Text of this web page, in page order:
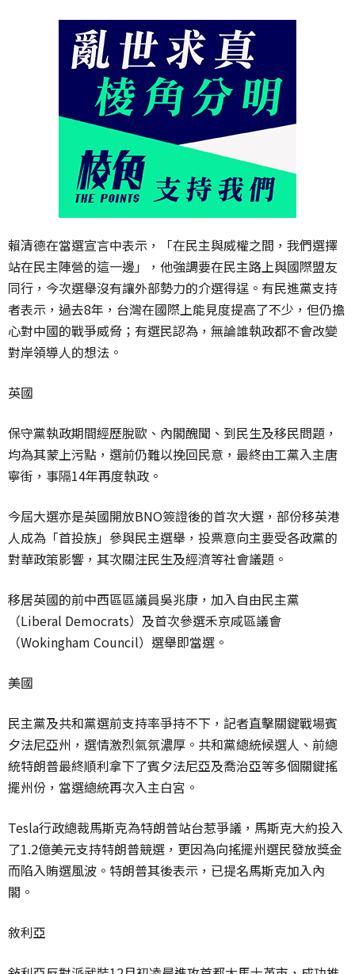
賴清德在當選宣言中表示，「在民主與威權之間，我們選擇
站在民主陣營的這一邊」，他強調要在民主路上與國際盟友
同行，今次選舉沒有讓外部勢力的介選得逞。有民進黨支持
者表示，過去8年，台灣在國際上能見度提高了不少，但仍擔
心對中國的戰爭威脅；有選民認為，無論誰執政都不會改變
對岸領導人的想法。
英國
保守黨執政期間經歷脫歐、內閣醜聞、到民生及移民問題，
均為其蒙上污點，選前仍難以挽回民意，最終由工黨入主唐
寧街，事隔14年再度執政。
今屆大選亦是英國開放BNO簽證後的首次大選，部份移英港
人成為「首投族」參與民主選舉，投票意向主要受各政黨的
對華政策影響，其次關注民生及經濟等社會議題。
移居英國的前中西區區議員吳兆康，加入自由民主黨
（Liberal Democrats）及首次參選禾京咸區議會
（Wokingham Council）選舉即當選。
美國
民主黨及共和黨選前支持率爭持不下，記者直擊關鍵戰場賓
夕法尼亞州，選情激烈氣氛濃厚。共和黨總統候選人、前總
統特朗普最終順利拿下了賓夕法尼亞及喬治亞等多個關鍵搖
擺州份，當選總統再次入主白宮。
Tesla行政總裁馬斯克為特朗普站台惹爭議，馬斯克大約投入
了1.2億美元支持特朗普競選，更因為向搖擺州選民發放獎金
而陷入賄選風波。特朗普其後表示，已提名馬斯克加入內
閣。
敘利亞